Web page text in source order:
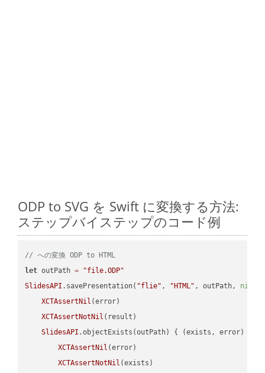
ODP to SVG を Swift に変換する方法:
ステップバイステップのコード例
// への変換 ODP to HTML
let outPath =
"file.ODP"
SlidesAPI .savePresentation( "flie" , "HTML" , outPath, nil
XCTAssertNil (error)
XCTAssertNotNil (result)
SlidesAPI .objectExists(outPath) { (exists, error) ->
XCTAssertNil (error)
XCTAssertNotNil (exists)